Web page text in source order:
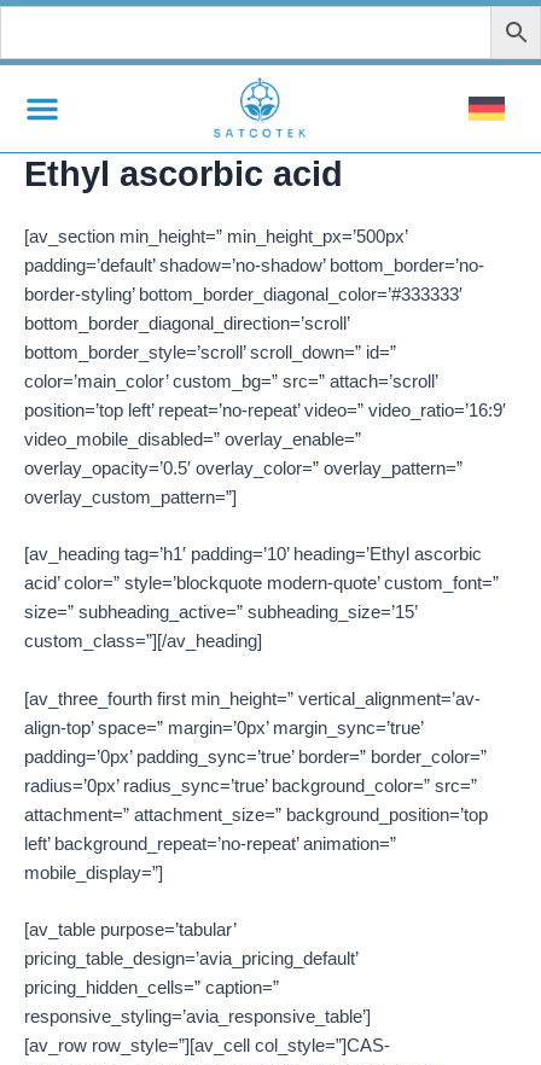
Zum
springen
Ethyl ascorbic acid
[av_section min_height=” min_height_px=’500px’
padding=’default’ shadow=’no-shadow’ bottom_border=’no-
border-styling’ bottom_border_diagonal_color=’#333333′
bottom_border_diagonal_direction=’scroll’
bottom_border_style=’scroll’ scroll_down=” id=”
color=’main_color’ custom_bg=” src=” attach=’scroll’
position=’top left’ repeat=’no-repeat’ video=” video_ratio=’16:9′
video_mobile_disabled=” overlay_enable=”
overlay_opacity=’0.5′ overlay_color=” overlay_pattern=”
overlay_custom_pattern=”]
[av_heading tag=’h1′ padding=’10’ heading=’Ethyl ascorbic
acid’ color=” style=’blockquote modern-quote’ custom_font=”
size=” subheading_active=” subheading_size=’15’
custom_class=”][/av_heading]
[av_three_fourth first min_height=” vertical_alignment=’av-
align-top’ space=” margin=’0px’ margin_sync=’true’
padding=’0px’ padding_sync=’true’ border=” border_color=”
radius=’0px’ radius_sync=’true’ background_color=” src=”
attachment=” attachment_size=” background_position=’top
left’ background_repeat=’no-repeat’ animation=”
mobile_display=”]
[av_table purpose=’tabular’
pricing_table_design=’avia_pricing_default’
pricing_hidden_cells=” caption=”
responsive_styling=’avia_responsive_table’]
[av_row row_style=”][av_cell col_style=”]CAS-